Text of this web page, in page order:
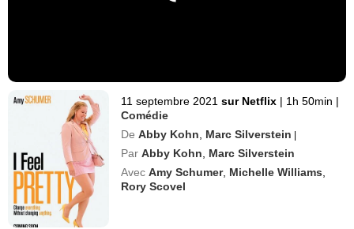
11 septembre 2021 sur Netflix | 1h 50min |
Comédie
De Abby Kohn Marc Silverstein |
Par Abby Kohn
Marc Silverstein
Avec Amy Schumer, Michelle Williams
Rory Scovel